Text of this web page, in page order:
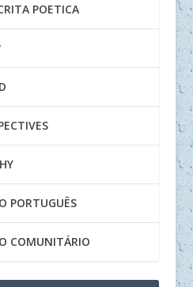
POETICA
PORTUGUÊS
COMUNITÁRIO